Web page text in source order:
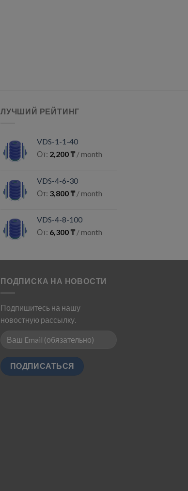
ЛУЧШИЙ РЕЙТИНГ
VDS-1-1-40
От: 2,200₸ / month
VDS-4-6-30
От: 3,800₸ / month
VDS-4-8-100
От: 6,300₸ / month
ПОДПИСКА НА НОВОСТИ
Подпишитесь на нашу
новостную рассылку.